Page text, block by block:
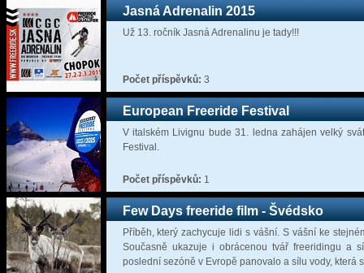
Jasná Adrenalin 2015
Už 13. ročník Jasná Adrenalinu je tady!!!
Počet příspěvků: 3
European Freeride Festival
V italském Livignu bude 31. ledna zahájen velký
Festival.
Počet příspěvků: 1
Few Days freeride film - Švédsko
Příběh, který zachycuje lidi s vášní. S vášní ke
Současně ukazuje i obrácenou tvář freeridingu a
poslední sezóně v Evropě panovalo a sílu vody, která